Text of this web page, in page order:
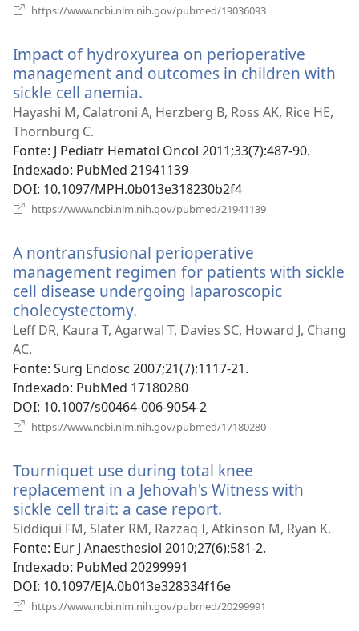
https://www.ncbi.nlm.nih.gov/pubmed/19036093
janela)
Impact of hydroxyurea on perioperative
management and outcomes in children with
sickle cell anemia.
uma
janela)
Hayashi M, Calatroni A, Herzberg B, Ross AK, Rice HE,
Thornburg C.
Fonte‎: J Pediatr Hematol Oncol 2011;33(7):487-90.
Indexado‎: PubMed 21941139
DOI‎: 10.1097/MPH.0b013e318230b2f4
https://www.ncbi.nlm.nih.gov/pubmed/21941139
A nontransfusional perioperative
management regimen for patients with sickle
cell disease undergoing laparoscopic
cholecystectomy.
uma
janela)
Leff DR, Kaura T, Agarwal T, Davies SC, Howard J, Chang
AC.
Fonte‎: Surg Endosc 2007;21(7):1117-21.
Indexado‎: PubMed 17180280
DOI‎: 10.1007/s00464-006-9054-2
https://www.ncbi.nlm.nih.gov/pubmed/17180280
Tourniquet use during total knee
replacement in a Jehovah's Witness with
sickle cell trait: a case report.
uma
nova
Siddiqui FM, Slater RM, Razzaq I, Atkinson M, Ryan K.
Fonte‎: Eur J Anaesthesiol 2010;27(6):581-2.
Indexado‎: PubMed 20299991
DOI‎: 10.1097/EJA.0b013e328334f16e
https://www.ncbi.nlm.nih.gov/pubmed/20299991